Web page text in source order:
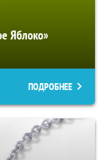
Яблоко»
ПОДРОБНЕЕ